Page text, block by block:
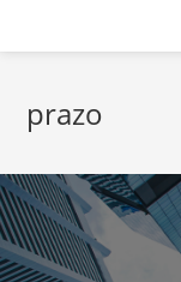
prazo